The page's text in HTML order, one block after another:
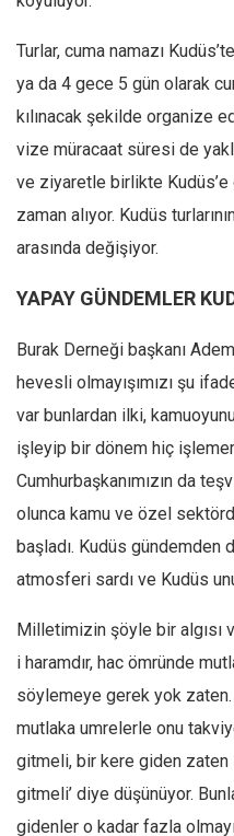
Turlar, cuma namazı
ya da 4 gece 5 gün olarak
kılınacak şekilde organize
vize müracaat süresi de
ve ziyaretle birlikte
zaman alıyor. Kudüs
arasında değişiyor.
YAPAY GÜNDEMLER
Burak Derneği başkanı
hevesli olmayışımızı şu
var bunlardan ilki,
işleyip bir dönem hiç
Cumhurbaşkanımızın da
olunca kamu ve özel
başladı. Kudüs gündemden
atmosferi sardı ve Kudüs
Milletimizin şöyle bir algısı
i haramdır, hac ömründe
söylemeye gerek yok zaten.
mutlaka umrelerle onu
gitmeli, bir kere giden zaten
gitmeli’ diye düşünüyor.
gidenler o kadar fazla